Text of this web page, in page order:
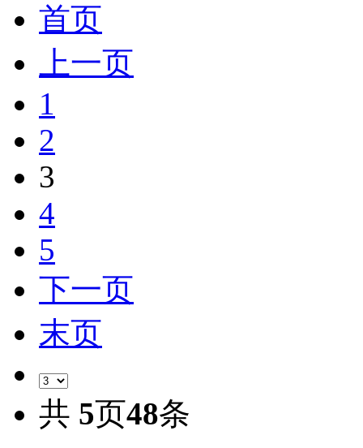
首页
上一页
1
2
3
4
5
下一页
末页
共 5页48条